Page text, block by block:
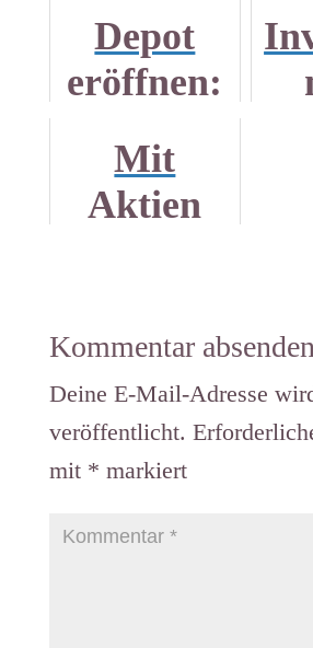
Depot
eröffnen:
Broker
oder
Mit
Aktien
- nichts
für
Weicheier
!
Kommentar absenden
Deine E-Mail-Adresse
veröffentlicht.
mit * markiert